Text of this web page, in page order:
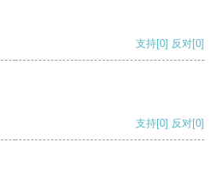
支持[0] 反对[0]
支持[0] 反对[0]